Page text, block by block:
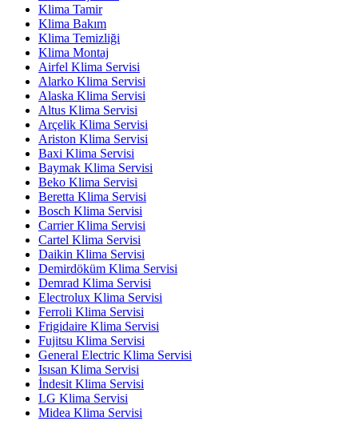
Klima Tamir
Klima Bakım
Klima Temizliği
Klima Montaj
Airfel Klima Servisi
Alarko Klima Servisi
Alaska Klima Servisi
Altus Klima Servisi
Arçelik Klima Servisi
Ariston Klima Servisi
Baxi Klima Servisi
Baymak Klima Servisi
Beko Klima Servisi
Beretta Klima Servisi
Bosch Klima Servisi
Carrier Klima Servisi
Cartel Klima Servisi
Daikin Klima Servisi
Demirdöküm Klima Servisi
Demrad Klima Servisi
Electrolux Klima Servisi
Ferroli Klima Servisi
Frigidaire Klima Servisi
Fujitsu Klima Servisi
General Electric Klima Servisi
Isısan Klima Servisi
İndesit Klima Servisi
LG Klima Servisi
Midea Klima Servisi